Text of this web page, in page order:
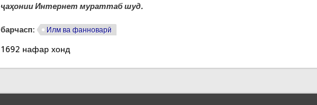
ҷаҳонии Интернет мураттаб шуд.
барчасп: Илм ва фанноварӣ
1692 нафар хонд